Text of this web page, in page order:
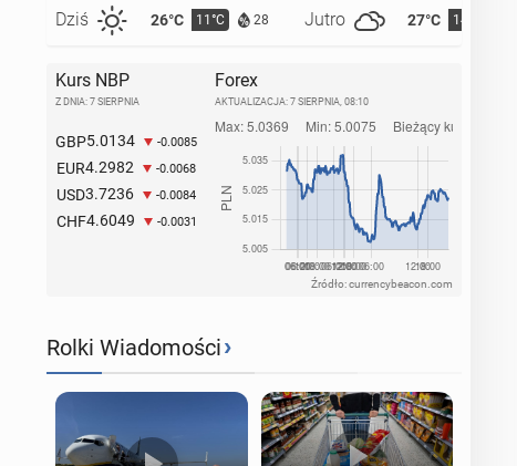
Dziś 26°C 11°C 28 Jutro 27°C 14°C
Kurs NBP
Z DNIA: 7 SIERPNIA
GBP5.0134 -0.0085
EUR4.2982 -0.0068
USD3.7236 -0.0084
CHF4.6049 -0.0031
Forex
AKTUALIZACJA: 7 SIERPNIA, 08:10
Źródło: currencybeacon.com
Rolki Wiadomości›